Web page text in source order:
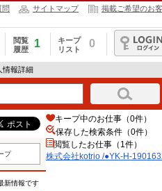
問 サイトマップ 掲載ご希望のお
閲覧
履歴
1
キープ
リスト
0
ログイン
情報詳細
プ
新情報です
キープ中のお仕事（0件）
保存した検索条件（0件）
閲覧したお仕事（1件）
株式会社kotrio /●YK-H-